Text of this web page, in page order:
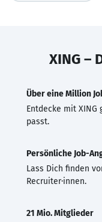
XING –
Über eine Million
Entdecke mit XING
passt.
Persönliche Job-
Lass Dich finden
Recruiter·innen.
21 Mio. Mitglieder